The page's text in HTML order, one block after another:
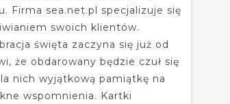
Firma sea.net.pl specjalizuje się
swoich klientów.
święta zaczyna się już od
że obdarowany będzie czuł się
nich wyjątkową pamiątkę na
wspomnienia. Kartki